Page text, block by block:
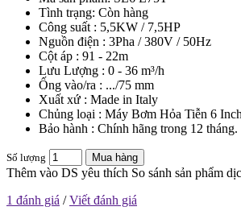
Tình trạng: Còn hàng
Công suất : 5,5KW / 7,5HP
Nguồn điện : 3Pha / 380V / 50Hz
Cột áp : 91 - 22m
Lưu Lượng : 0 - 36 m³/h
Ống vào/ra : .../75 mm
Xuất xứ : Made in Italy
Chủng loại : Máy Bơm Hỏa Tiễn 6 Inch
Bảo hành : Chính hãng trong 12 tháng.
Số lượng Mua hàng
Thêm vào DS yêu thích So sánh sản phẩm
1 đánh giá /Viết đánh giá